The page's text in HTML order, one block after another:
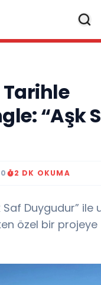
Tarihle
“Aşk
2 DK OKUMA
Saf Duygudur” ile
özel bir projeye